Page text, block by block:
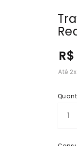
2x
1